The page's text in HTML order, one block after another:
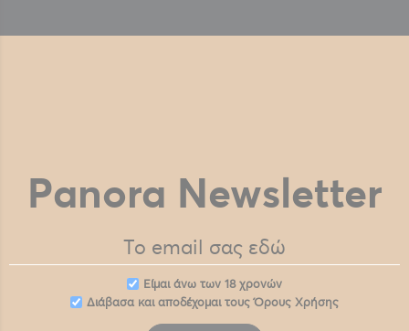
Panora Newsletter
Eίμαι άνω των 18 χρονών
Διάβασα και αποδέχομαι τουςΌρους Χρήσης